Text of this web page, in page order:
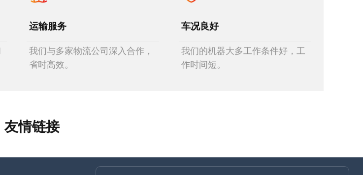
运输服务
我们与多家物流公司深入合作，
省时高效。
车况良好
我们的机器大多工作条件好，工
作时间短。
友情链接